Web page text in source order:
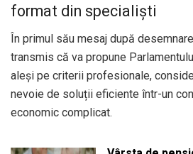
format din specialiști
În primul său mesaj după
transmis că va propune
aleși pe criterii profesionale,
nevoie de soluții eficiente într-un
economic complicat.